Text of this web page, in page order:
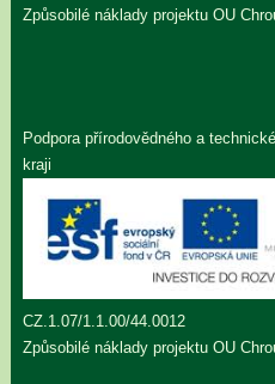
Způsobilé náklady projektu OU
Podpora přírodovědného a
kraji
CZ.1.07/1.1.00/44.0012
Způsobilé náklady projektu OU